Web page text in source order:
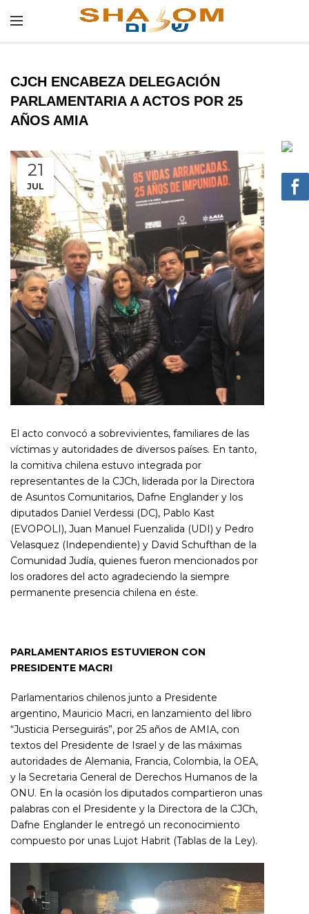
CJCH ENCABEZA DELEGACIÓN
PARLAMENTARIA A ACTOS POR 25
AÑOS AMIA
21
JUL
El acto convocó a sobrevivientes, familiares de las
víctimas y autoridades de diversos países. En tanto,
la comitiva chilena estuvo integrada por
representantes de la CJCh, liderada por la Directora
de Asuntos Comunitarios, Dafne Englander y los
diputados Daniel Verdessi (DC), Pablo Kast
(EVOPOLI), Juan Manuel Fuenzalida (UDI) y Pedro
Velasquez (Independiente) y David Schufthan de la
Comunidad Judía, quienes fueron mencionados por
los oradores del acto agradeciendo la siempre
permanente presencia chilena en éste.
PARLAMENTARIOS ESTUVIERON CON
PRESIDENTE MACRI
Parlamentarios chilenos junto a Presidente
argentino, Mauricio Macri, en lanzamiento del libro
“Justicia Perseguirás”, por 25 años de AMIA, con
textos del Presidente de Israel y de las máximas
autoridades de Alemania, Francia, Colombia, la OEA,
y la Secretaria General de Derechos Humanos de la
ONU. En la ocasión los diputados compartieron unas
palabras con el Presidente y la Directora de la CJCh,
Dafne Englander le entregó un reconocimiento
compuesto por unas Lujot Habrit (Tablas de la Ley).